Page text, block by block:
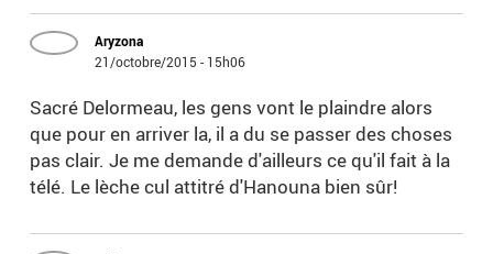
Aryzona
21/octobre/2015 - 15h06
Sacré Delormeau, les gens vont le plaindre alors
que pour en arriver la, il a du se passer des choses
pas clair. Je me demande d'ailleurs ce qu'il fait à la
télé. Le lèche cul attitré d'Hanouna bien sûr!